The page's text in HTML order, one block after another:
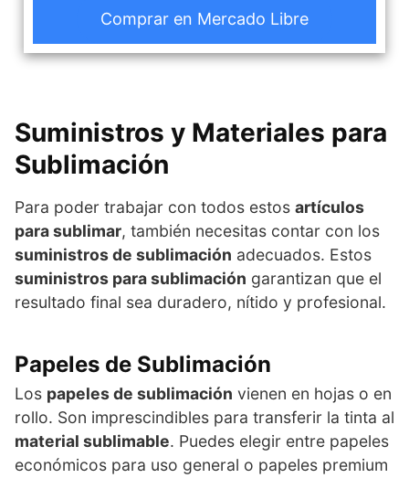
Comprar en Mercado Libre
Suministros y Materiales para
Sublimación
Para poder trabajar con todos estos artículos
para sublimar, también necesitas contar con los
suministros de sublimación adecuados. Estos
suministros para sublimación garantizan que el
resultado final sea duradero, nítido y profesional.
Papeles de Sublimación
Los papeles de sublimación vienen en hojas o en
rollo. Son imprescindibles para transferir la tinta al
material sublimable. Puedes elegir entre papeles
económicos para uso general o papeles premium